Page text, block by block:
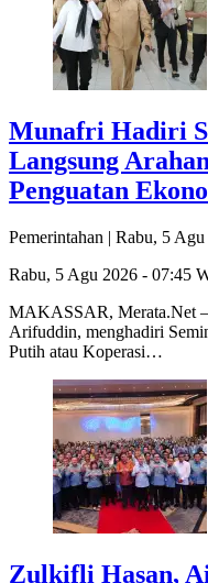
Munafri Hadiri
Langsung
Penguatan
Pemerintahan | Rabu, 5
Rabu, 5 Agu 2026 - 07:45
MAKASSAR, Merata.Net
Arifuddin, menghadiri
Putih atau Koperasi…
Zulkifli Hasan,